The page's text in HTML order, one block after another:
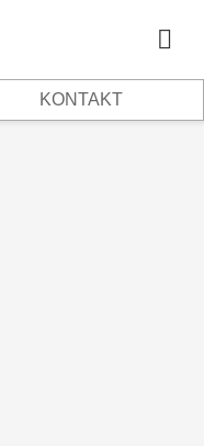
KONTAKT